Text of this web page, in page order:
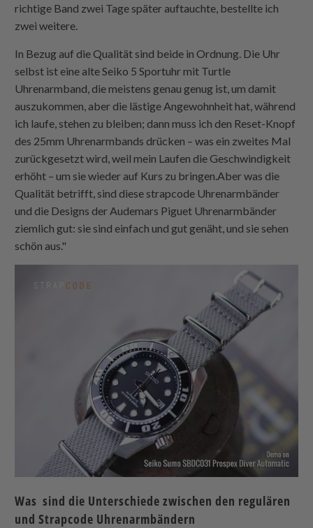
richtige Band zwei Tage später auftauchte, bestellte ich
zwei weitere.
In Bezug auf die Qualität sind beide in Ordnung. Die Uhr
selbst ist eine alte Seiko 5 Sportuhr mit Turtle
Uhrenarmband, die meistens genau genug ist, um damit
auszukommen, aber die lästige Angewohnheit hat, während
ich laufe, stehen zu bleiben; dann muss ich den Reset-Knopf
des 25mm Uhrenarmbands drücken – was ein zweites Mal
zurückgesetzt wird, weil mein Laufen die Geschwindigkeit
erhöht – um sie wieder auf Kurs zu bringen.Aber was die
Qualität betrifft, sind diese strapcode Uhrenarmbänder
und die Designs der Audemars Piguet Uhrenarmbänder
ziemlich gut: sie sind einfach und gut genäht, und sie sehen
schön aus."
Was sind die Unterschiede zwischen den regulären
undStrapcode Uhrenarmbändern